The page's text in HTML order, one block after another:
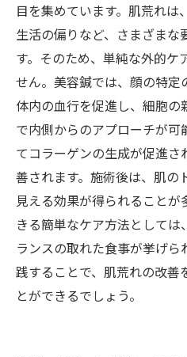
目を集めています。肌荒れ
生活の偏りなど、さまざまな
す。そのため、単純な外的ケ
せん。美容鍼では、顔の特定
体内の血行を促進し、細胞の
で内側からのアプローチが可
てコラーゲンの生成が促進
善されます。施術後は、肌の
見える効果が得られることが
きる簡単なケア方法として
ランスの取れた食事が挙げら
践することで、肌荒れの改善
とができるでしょう。